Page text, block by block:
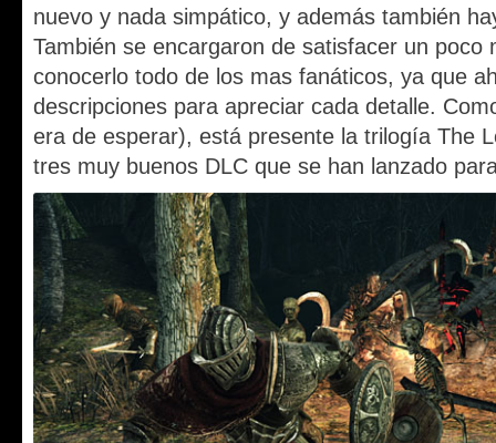
nuevo y nada simpático, y además también
También se encargaron de satisfacer un poco
conocerlo todo de los mas fanáticos, ya que
descripciones para apreciar cada detalle.
era de esperar), está presente la trilogía The
tres muy buenos DLC que se han lanzado